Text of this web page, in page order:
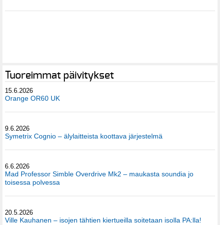
Tuoreimmat päivitykset
15.6.2026
Orange OR60 UK
9.6.2026
Symetrix Cognio – älylaitteista koottava järjestelmä
6.6.2026
Mad Professor Simble Overdrive Mk2 – maukasta soundia jo
toisessa polvessa
20.5.2026
Ville Kauhanen – isojen tähtien kiertueilla soitetaan isolla PA:lla!